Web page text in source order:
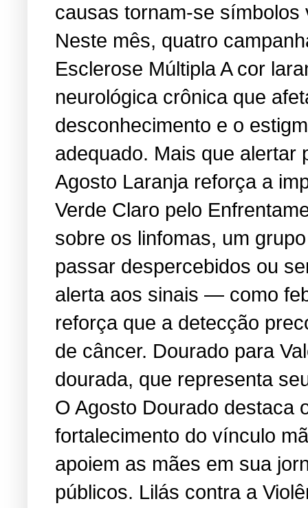
causas tornam-se símbolos
Neste mês, quatro
Esclerose Múltipla A cor
neurológica crônica que
desconhecimento e o
adequado. Mais que
Agosto Laranja reforça a
Verde Claro pelo
sobre os linfomas, um
passar despercebidos ou
alerta aos sinais — como
reforça que a detecção
de câncer. Dourado para
dourada, que representa
O Agosto Dourado destaca
fortalecimento do vínculo
apoiem as mães em sua
públicos. Lilás contra a